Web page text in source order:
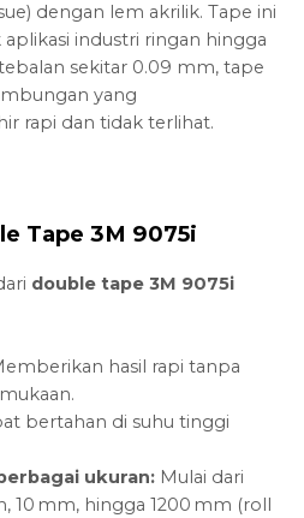
dengan lem akrilik. Tape ini
industri ringan hingga
sekitar 0.09 mm, tape
yang
rapi dan tidak terlihat.
Tape 3M 9075i
double tape 3M 9075i
hasil rapi tanpa
bertahan di suhu tinggi
ukuran: Mulai dari
10 mm, hingga 1200 mm (roll